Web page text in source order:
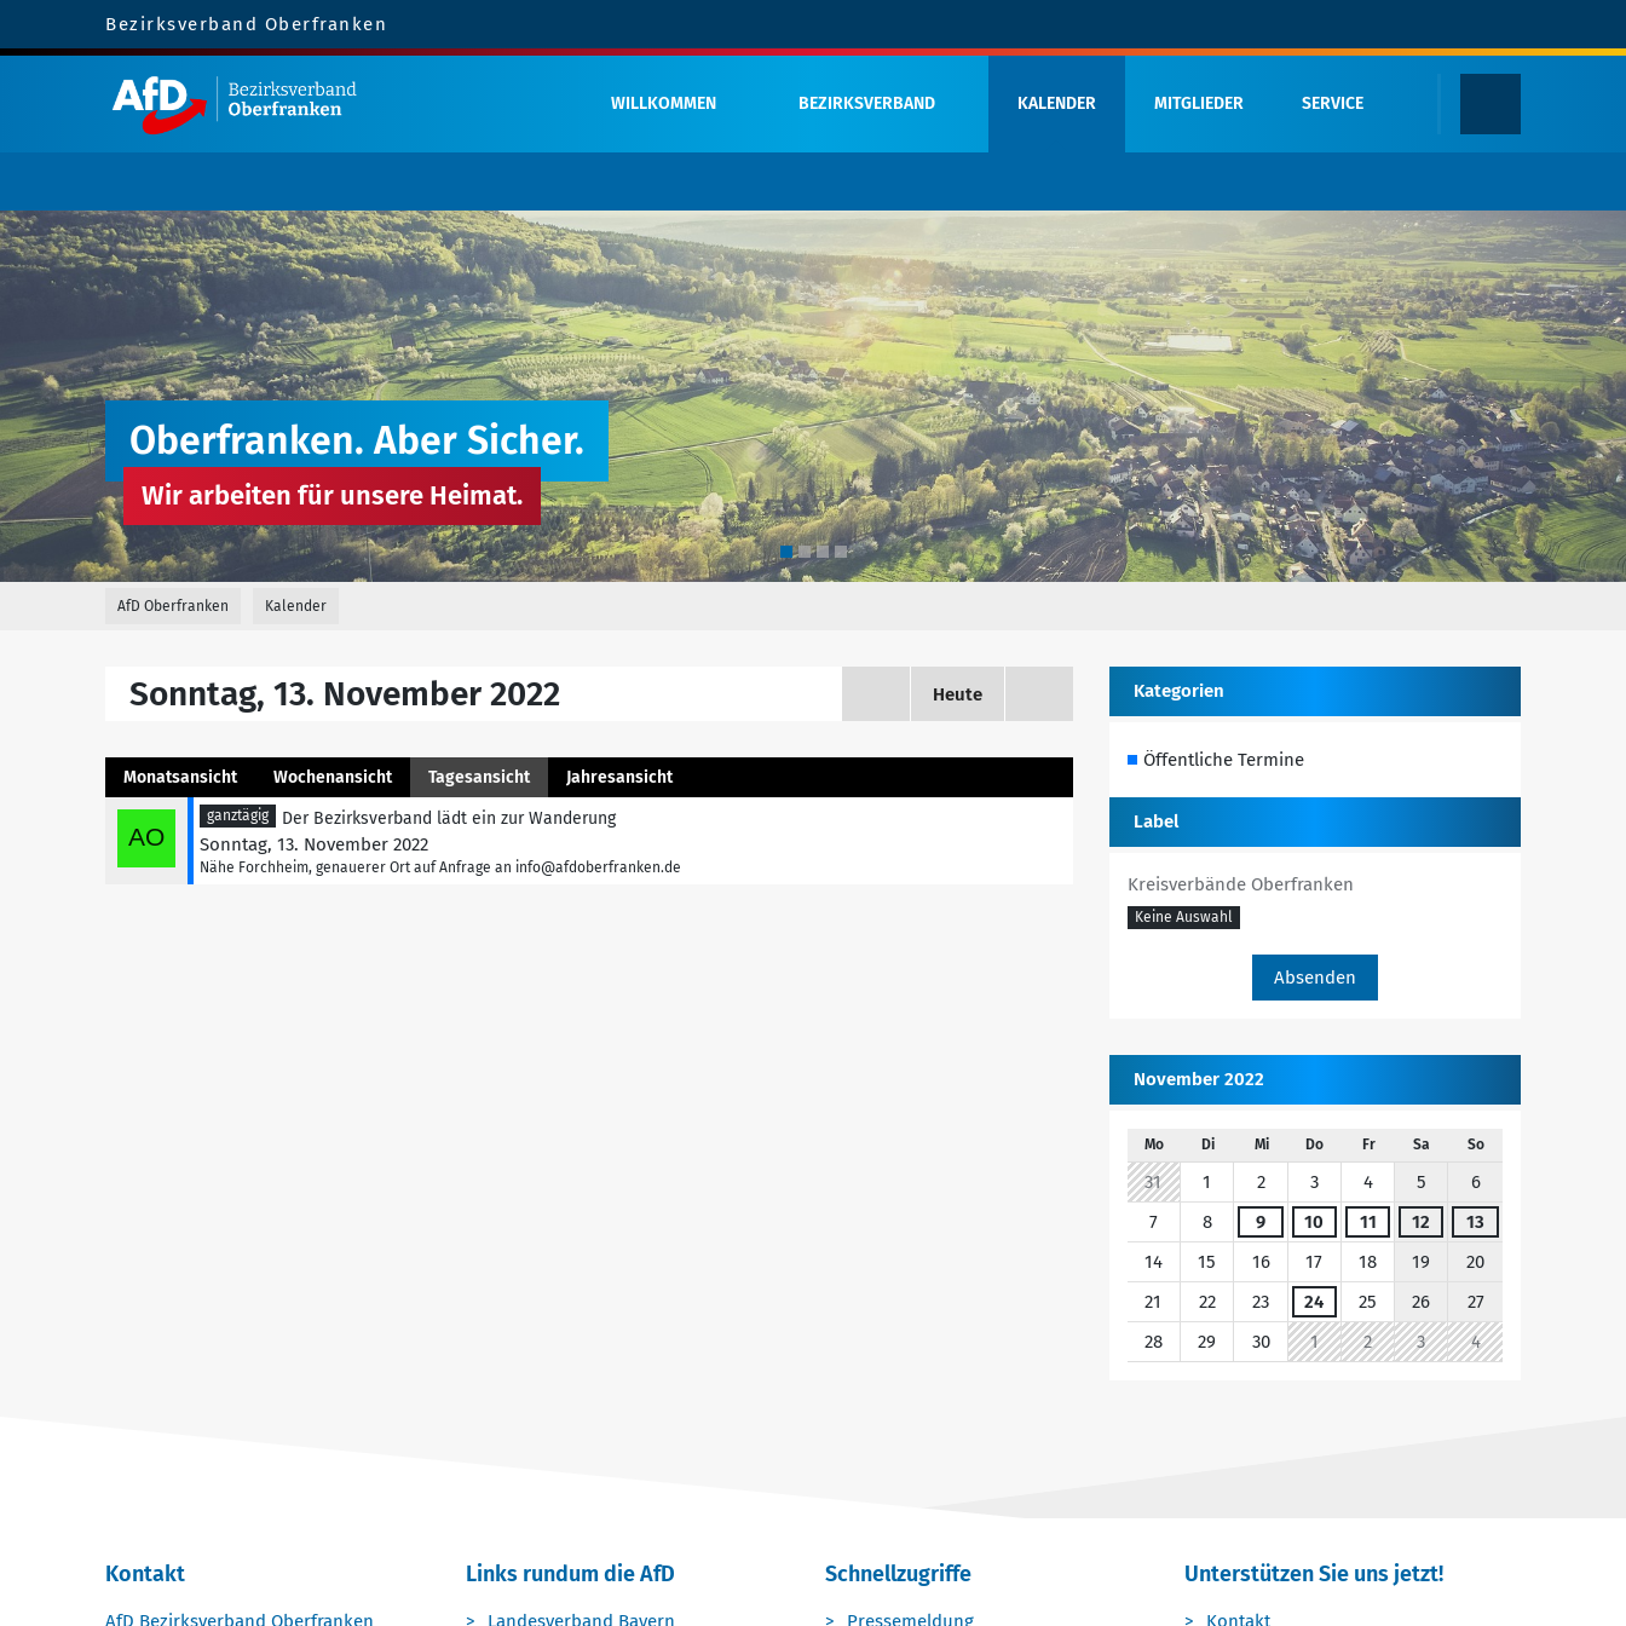
Bezirksverband Oberfranken
WILLKOMMEN BEZIRKSVERBAND KALENDER MITGLIEDER SERVICE
Oberfranken. Aber Sicher.
Wir arbeiten für unsere Heimat.
AfD Oberfranken Kalender
Sonntag, 13. November 2022 Heute
Monatsansicht Wochenansicht Tagesansicht Jahresansicht
ganztägig Der Bezirksverband lädt ein zur Wanderung
Sonntag, 13. November 2022
Nähe Forchheim, genauerer Ort auf Anfrage an info@afdoberfranken.de
Kategorien
Öffentliche Termine
Label
Kreisverbände Oberfranken
Keine Auswahl
November 2022
Mo Di Mi Do Fr Sa So
31 1 2 3 4 5
6
7
8 9 10 11 12
13
14
15 16 17 18 19
20
21
22 23 24 25 26
27
28
29 30 1 2 3 4
Kontakt
AfD Bezirksverband Oberfranken
Links rundum die AfD
Landesverband Bayern
Schnellzugriffe
Pressemeldung
Unterstützen Sie uns jetzt!
Kontakt